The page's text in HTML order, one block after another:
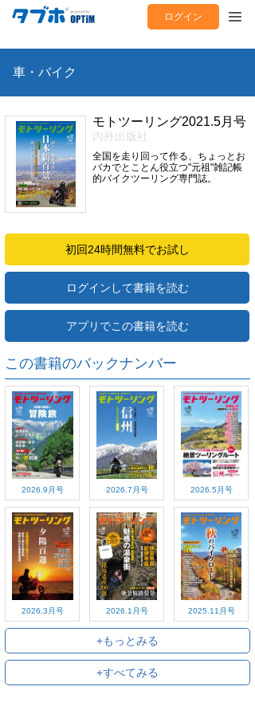
ログイン
車・バイク
モトツーリング2021.5月号
内外出版社
全国を走り回って作る、ちょっとお
バカでとことん役立つ"元祖"雑記帳
的バイクツーリング専門誌。
初回24時間無料でお試し
ログインして書籍を読む
アプリでこの書籍を読む
この書籍のバックナンバー
2026.9月号 2026.7月号 2026.5月号
2026.3月号 2026.1月号 2025.11月号
+もっとみる
+すべてみる